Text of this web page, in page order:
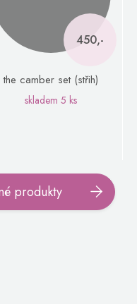
450,-
the camber set (střih)
skladem 5 ks
produkty